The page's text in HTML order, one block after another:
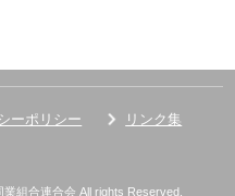
ーポリシー
リンク集
組合連合会 All rights Reserved.